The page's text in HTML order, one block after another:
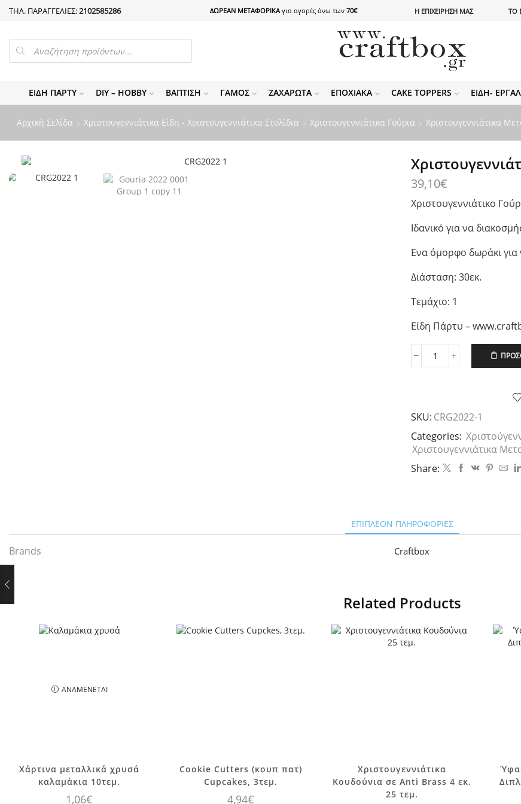
ΤΗΛ. ΠΑΡΑΓΓΕΛΙΕΣ:2102585286 ΔΩΡΕΑΝ ΜΕΤΑΦΟΡΙΚΑ για αγορές άνω των 70€ Η ΕΠΙΧΕΙΡΗΣΗ ΜΑΣ ΤΟ
PRODUCTS
SEARCH
ΕΊΔΗ ΠΆΡΤΥ DIY – HOBBY ΒΆΠΤΙΣΗ ΓΆΜΟΣ ΖΑΧΑΡΩΤΆ ΕΠΟΧΙΑΚΆ CAKE TOPPERS ΕΊΔΗ-
Αρχική Σελίδα Χριστουγεννιάτικα Είδη - Χριστουγεννιάτικα Στολίδια Χριστουγεννιάτικα Γούρια Χριστουγεννιάτικα
39,10€
Χριστουγεννιάτικο
Ιδανικό για να
Ενα όμορφο δωράκι
Διάσταση: 30εκ.
Τεμάχιο: 1
Είδη Πάρτυ –
Χριστουγεννιάτικο
Άμαξα
ποσότητα
SKU: CRG2022-1
Categories:
Χριστουγεννιάτικα
Share:
ΕΠΙΠΛΈΟΝ ΠΛΗΡΟΦΟΡΊΕΣ
Brands Craftbox
Related Products
ΑΝΑΜΈΝΕΤΑΙ
Χάρτινα μεταλλικά χρυσά
καλαμάκια 10τεμ.
1,06€
Cookie Cutters (κουπ πατ)
Cupcakes, 3τεμ.
4,94€
Χριστουγεννιάτικα
Κουδούνια σε Anti Brass 4 εκ.
25 τεμ.